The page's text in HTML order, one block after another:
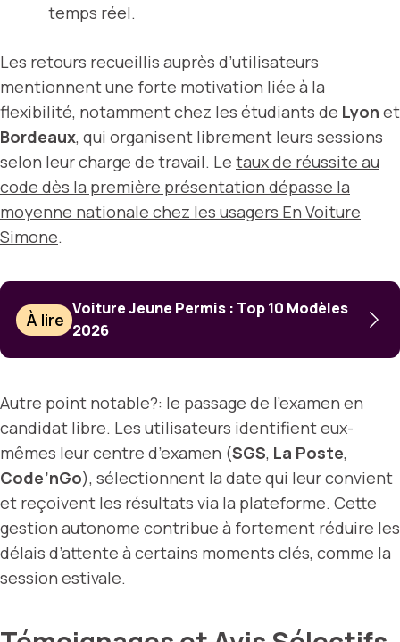
temps réel.
Les retours recueillis auprès d’utilisateurs
mentionnent une forte motivation liée à la
flexibilité, notamment chez les étudiants de Lyon et
Bordeaux, qui organisent librement leurs sessions
selon leur charge de travail. Le taux de réussite au
code dès la première présentation dépasse la
moyenne nationale chez les usagers En Voiture
Simone.
À lire
Voiture Jeune Permis : Top 10 Modèles
2026
Autre point notable?: le passage de l’examen en
candidat libre. Les utilisateurs identifient eux-
mêmes leur centre d’examen (SGS, La Poste,
Code’nGo), sélectionnent la date qui leur convient
et reçoivent les résultats via la plateforme. Cette
gestion autonome contribue à fortement réduire les
délais d’attente à certains moments clés, comme la
session estivale.